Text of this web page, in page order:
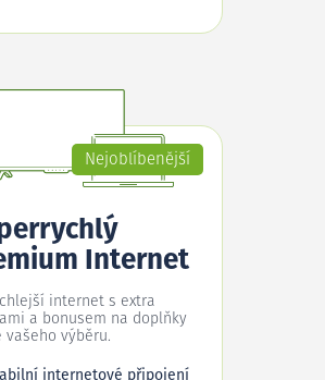
Nejoblíbenější
Internet
internet s extra
a bonusem na doplňky
vašeho výběru.
internetové připojení